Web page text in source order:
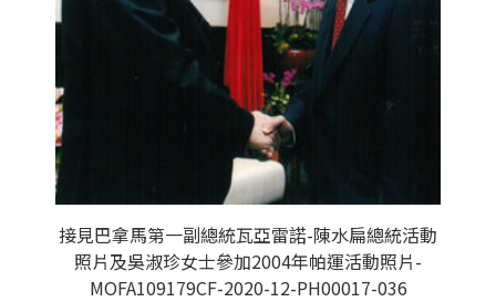
接見巴拿馬第一副總統瓦亞雷諾-陳水扁總統活動
照片及吳淑珍女士參加2004年帕運活動照片-
MOFA109179CF-2020-12-PH00017-036